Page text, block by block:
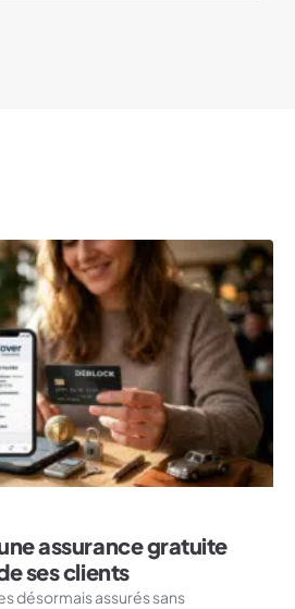
assurance gratuite
ses clients
désormais assurés sans